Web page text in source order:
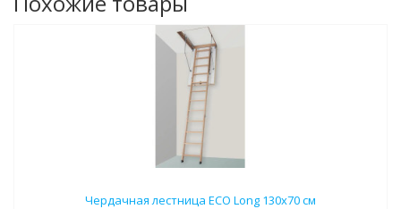
Чердачная лестница ECO Long 130х70 см